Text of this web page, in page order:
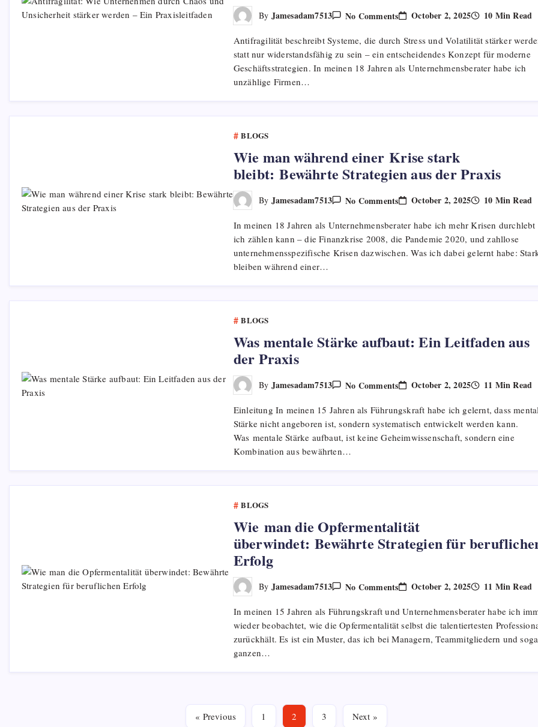
By Jamesadam7513 No CommentsOn
Antifragilität:
Unternehmen
Durch Chaos
Unsicherheit
October 2, 2025 10 Min Read
Antifragilität beschreibt Systeme, die durch Stress und Volatilität stärker
statt nur widerstandsfähig zu sein – ein entscheidendes Konzept für moderne
Geschäftsstrategien. In meinen 18 Jahren als Unternehmensberater habe ich
unzählige Firmen…
BLOGS
Wie man während einer Krise stark
bleibt: Bewährte Strategien aus der Praxis
By Jamesadam7513 No CommentsOn
Wie
Während
Einer Krise
Bleibt: Bewährte
October 2, 2025 10 Min Read
In meinen 18 Jahren als Unternehmensberater habe ich mehr Krisen durchlebt
ich zählen kann – die Finanzkrise 2008, die Pandemie 2020, und zahllose
unternehmensspezifische Krisen dazwischen. Was ich dabei gelernt habe:
bleiben während einer…
BLOGS
Was mentale Stärke aufbaut: Ein Leitfaden aus
der Praxis
By Jamesadam7513 No CommentsOn
Was
Stärke
Aufbaut:
Leitfaden
October 2, 2025 11 Min Read
Einleitung In meinen 15 Jahren als Führungskraft habe ich gelernt, dass
Stärke nicht angeboren ist, sondern systematisch entwickelt werden kann.
Was mentale Stärke aufbaut, ist keine Geheimwissenschaft, sondern eine
Kombination aus bewährten…
BLOGS
Wie man die Opfermentalität
überwindet: Bewährte Strategien für
Erfolg
By Jamesadam7513 No CommentsOn
Wie Man
Opfermentalität
Überwindet: Bewährte
Für
October 2, 2025 11 Min Read
In meinen 15 Jahren als Führungskraft und Unternehmensberater habe ich
wieder beobachtet, wie die Opfermentalität selbst die talentiertesten
zurückhält. Es ist ein Muster, das ich bei Managern, Teammitgliedern und
ganzen…
« Previous 1 2 3 Next »